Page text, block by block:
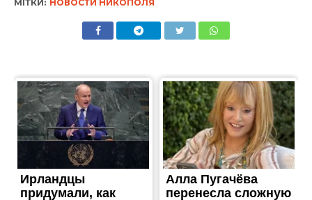
МІТКИ: НОВОСТИ НИКОПОЛЯ